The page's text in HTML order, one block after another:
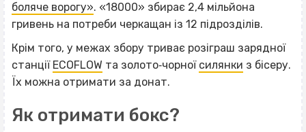
боляче ворогу». «18000» збирає 2,4 мільйона
гривень на потреби черкащан із 12 підрозділів.
Крім того, у межах збору триває розіграш зарядної
станції ECOFLOW та золото‐чорної силянки з бісеру.
Їх можна отримати за донат.
Як отримати бокс?